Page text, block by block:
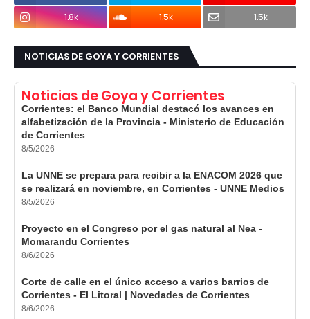
1.8k
1.5k 1.5k
NOTICIAS DE GOYA Y CORRIENTES
Noticias de Goya y Corrientes
Corrientes: el Banco Mundial destacó los avances en
alfabetización de la Provincia - Ministerio de Educación
de Corrientes
8/5/2026
La UNNE se prepara para recibir a la ENACOM 2026 que
se realizará en noviembre, en Corrientes - UNNE Medios
8/5/2026
Proyecto en el Congreso por el gas natural al Nea -
Momarandu Corrientes
8/6/2026
Corte de calle en el único acceso a varios barrios de
Corrientes - El Litoral | Novedades de Corrientes
8/6/2026